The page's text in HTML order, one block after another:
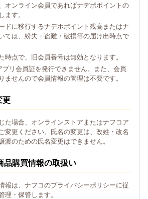
オンライン会員であればナデポポイントの
ます。
ドに移行するナデポポイント残高またはナ
ては、紛失・盗難・破損等の届け出時点で
時点で、旧会員番号は無効となります。
リ会員証を発行できません。また、会員
ませんので会員情報の管理は不要です。
更
た場合、オンラインストアまたはナフコア
変更ください。氏名の変更は、改姓・改名
渡のための氏名変更はできません。
品購買情報の取扱い
報は、ナフコのプライバシーポリシーに従
理・保管します。